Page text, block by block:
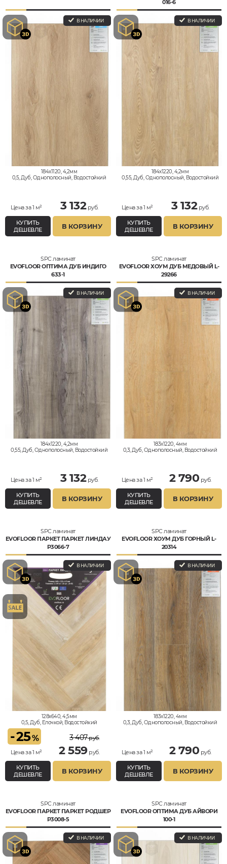
В НАЛИЧИИ
184x1120, 4,2мм
0,5, Дуб, Однополосный, Водостойкий
Цена за 1 м² 3 132руб.
КУПИТЬ
ДЕШЕВЛЕ
В КОРЗИНУ
016-6
В НАЛИЧИИ
184x1220, 4,2мм
0,55, Дуб, Однополосный, Водостойкий
Цена за 1 м² 3 132руб.
КУПИТЬ
ДЕШЕВЛЕ
В КОРЗИНУ
SPC ламинат
EVOFLOOR ОПТИМА ДУБ ИНДИГО
633-1
В НАЛИЧИИ
184x1220, 4,2мм
0,55, Дуб, Однополосный, Водостойкий
Цена за 1 м² 3 132руб.
КУПИТЬ
ДЕШЕВЛЕ
В КОРЗИНУ
SPC ламинат
EVOFLOOR ХОУМ ДУБ МЕДОВЫЙ L-
29266
В НАЛИЧИИ
183x1220, 4мм
0,3, Дуб, Однополосный, Водостойкий
Цена за 1 м² 2 790 руб.
КУПИТЬ
ДЕШЕВЛЕ
В КОРЗИНУ
SPC ламинат
EVOFLOOR ПАРКЕТ ПАРКЕТ ЛИНДАУ
P3066-7
В НАЛИЧИИ
128x640, 4,5мм
0,5, Дуб, Елочкой, Водостойкий
-25%
Цена за 1 м²
3 407руб.
2 559руб.
КУПИТЬ
ДЕШЕВЛЕ
В КОРЗИНУ
SPC ламинат
EVOFLOOR ХОУМ ДУБ ГОРНЫЙ L-
20314
В НАЛИЧИИ
183x1220, 4мм
0,3, Дуб, Однополосный, Водостойкий
Цена за 1 м² 2 790 руб.
КУПИТЬ
ДЕШЕВЛЕ
В КОРЗИНУ
SPC ламинат
EVOFLOOR ПАРКЕТ ПАРКЕТ РОДШЕР
P3008-5
В НАЛИЧИИ
SPC ламинат
EVOFLOOR ОПТИМА ДУБ АЙВОРИ
100-1
В НАЛИЧИИ